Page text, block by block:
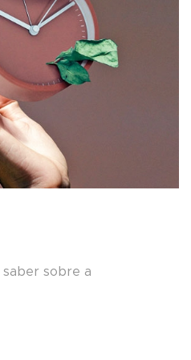
saber sobre a